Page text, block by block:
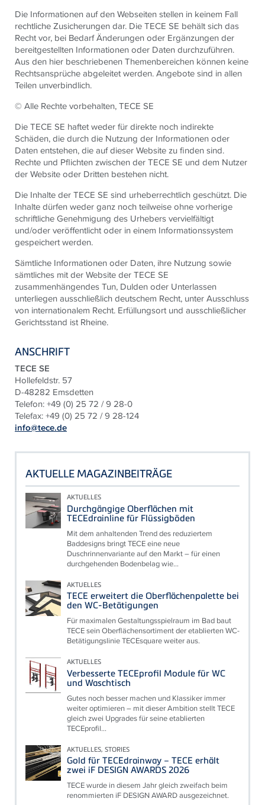
Die Informationen auf den Webseiten stellen in keinem Fall
rechtliche Zusicherungen dar. Die TECE SE behält sich das
Recht vor, bei Bedarf Änderungen oder Ergänzungen der
bereitgestellten Informationen oder Daten durchzuführen.
Aus den hier beschriebenen Themenbereichen können keine
Rechtsansprüche abgeleitet werden. Angebote sind in allen
Teilen unverbindlich.
© Alle Rechte vorbehalten, TECE SE
Die TECE SE haftet weder für direkte noch indirekte
Schäden, die durch die Nutzung der Informationen oder
Daten entstehen, die auf dieser Website zu finden sind.
Rechte und Pflichten zwischen der TECE SE und dem Nutzer
der Website oder Dritten bestehen nicht.
Die Inhalte der TECE SE sind urheberrechtlich geschützt. Die
Inhalte dürfen weder ganz noch teilweise ohne vorherige
schriftliche Genehmigung des Urhebers vervielfältigt
und/oder veröffentlicht oder in einem Informationssystem
gespeichert werden.
Sämtliche Informationen oder Daten, ihre Nutzung sowie
sämtliches mit der Website der TECE SE
zusammenhängendes Tun, Dulden oder Unterlassen
unterliegen ausschließlich deutschem Recht, unter Ausschluss
von internationalem Recht. Erfüllungsort und ausschließlicher
Gerichtsstand ist Rheine.
ANSCHRIFT
TECE SE
Hollefeldstr. 57
D-48282 Emsdetten
Telefon: +49 (0) 25 72 / 9 28-0
Telefax: +49 (0) 25 72 / 9 28-124
info@tece.de
AKTUELLE MAGAZINBEITRÄGE
AKTUELLES
Durchgängige Oberflächen mit
TECEdrainline für Flüssigböden
Mit dem anhaltenden Trend des reduziertem
Baddesigns bringt TECE eine neue
Duschrinnenvariante auf den Markt – für einen
durchgehenden Bodenbelag wie...
AKTUELLES
TECE erweitert die Oberflächenpalette bei
den WC-Betätigungen
Für maximalen Gestaltungsspielraum im Bad baut
TECE sein Oberflächensortiment der etablierten WC-
Betätigungslinie TECEsquare weiter aus.
AKTUELLES
Verbesserte TECEprofil Module für WC
und Waschtisch
Gutes noch besser machen und Klassiker immer
weiter optimieren – mit dieser Ambition stellt TECE
gleich zwei Upgrades für seine etablierten
TECEprofil...
AKTUELLES, STORIES
Gold für TECEdrainway – TECE erhält
zwei iF DESIGN AWARDS 2026
TECE wurde in diesem Jahr gleich zweifach beim
renommierten iF DESIGN AWARD ausgezeichnet.